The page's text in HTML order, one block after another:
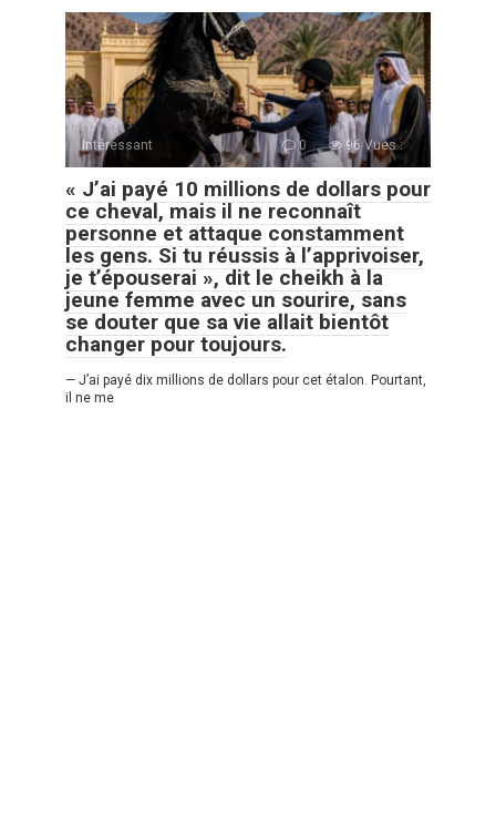
Intéressant 0 96 Vues :
« J’ai payé 10 millions de dollars pour
ce cheval, mais il ne reconnaît
personne et attaque constamment
les gens. Si tu réussis à l’apprivoiser,
je t’épouserai », dit le cheikh à la
jeune femme avec un sourire, sans
se douter que sa vie allait bientôt
changer pour toujours.
— J’ai payé dix millions de dollars pour cet étalon. Pourtant,
il ne me